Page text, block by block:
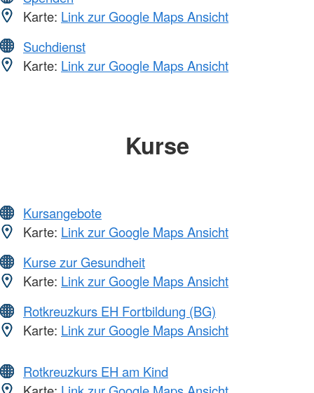
Karte: Link zur Google Maps Ansicht
Suchdienst
Karte: Link zur Google Maps Ansicht
Kurse
Kursangebote
Karte: Link zur Google Maps Ansicht
Kurse zur Gesundheit
Karte: Link zur Google Maps Ansicht
Rotkreuzkurs EH Fortbildung (BG)
Karte: Link zur Google Maps Ansicht
Rotkreuzkurs EH am Kind